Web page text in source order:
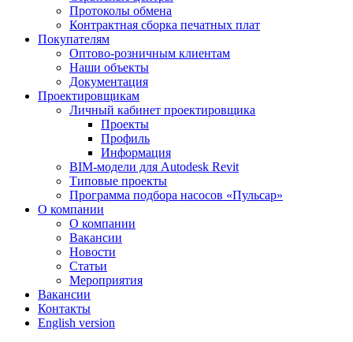
Протоколы обмена
Контрактная сборка печатных плат
Покупателям
Оптово-розничным клиентам
Наши объекты
Документация
Проектировщикам
Личный кабинет проектировщика
Проекты
Профиль
Информация
BIM-модели для Autodesk Revit
Типовые проекты
Программа подбора насосов «Пульсар»
О компании
О компании
Вакансии
Новости
Статьи
Мероприятия
Вакансии
Контакты
English version